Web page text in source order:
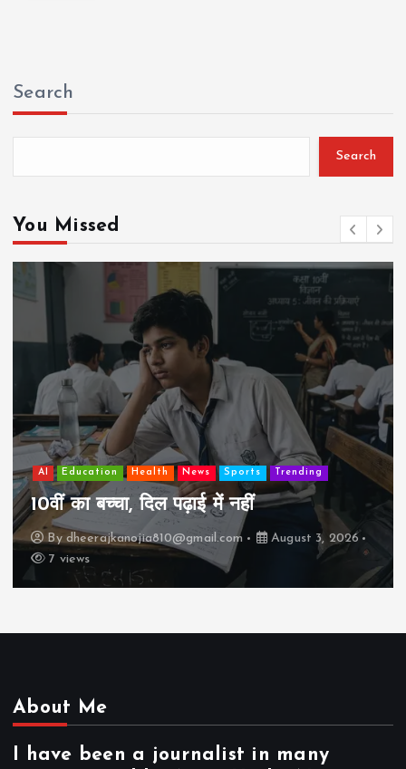
Search
Search
You Missed
AI Education Lifestyle Mutual fund society Travel
झुग्गी में रहने वाला 10,000 कमाने वाले का बच्चा
कैसे “बड़ा आदमी” बन सकता है?
Bydheerajkanojia810@gmail.com
August 2, 2026
17 views
About Me
I have been a journalist in many